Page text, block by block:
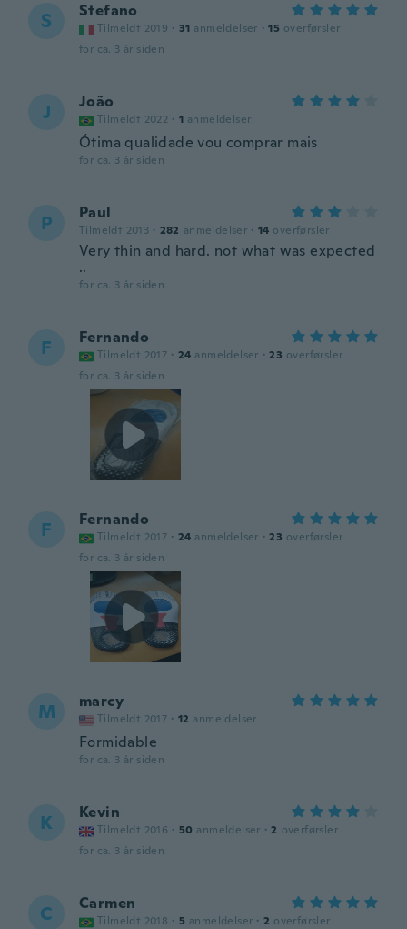
S Stefano
Tilmeldt 2019 · 31 anmeldelser · 15 overførsler
for ca. 3 år siden
J João
Tilmeldt 2022 · 1 anmeldelser
Ótima qualidade vou comprar mais
for ca. 3 år siden
P Paul
Tilmeldt 2013 · 282 anmeldelser · 14 overførsler
Very thin and hard. not what was expected
..
for ca. 3 år siden
F Fernando
Tilmeldt 2017 · 24 anmeldelser · 23 overførsler
for ca. 3 år siden
F Fernando
Tilmeldt 2017 · 24 anmeldelser · 23 overførsler
for ca. 3 år siden
M marcy
Tilmeldt 2017 · 12 anmeldelser
Formidable
for ca. 3 år siden
K Kevin
Tilmeldt 2016 · 50 anmeldelser · 2 overførsler
for ca. 3 år siden
C Carmen
Tilmeldt 2018 · 5 anmeldelser · 2 overførsler